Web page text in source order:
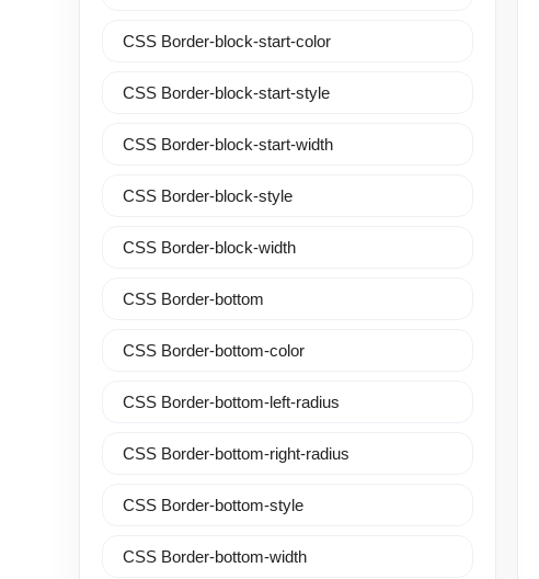
CSS Border-block-start-color
CSS Border-block-start-style
CSS Border-block-start-width
CSS Border-block-style
CSS Border-block-width
CSS Border-bottom
CSS Border-bottom-color
CSS Border-bottom-left-radius
CSS Border-bottom-right-radius
CSS Border-bottom-style
CSS Border-bottom-width